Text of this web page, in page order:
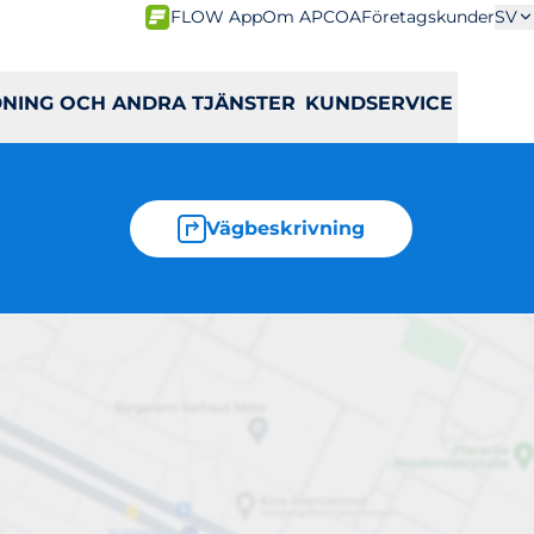
FLOW AppOm APCOAFöretagskunderSV
OCH ANDRA TJÄNSTER KUNDSERVICE
Vägbeskrivning